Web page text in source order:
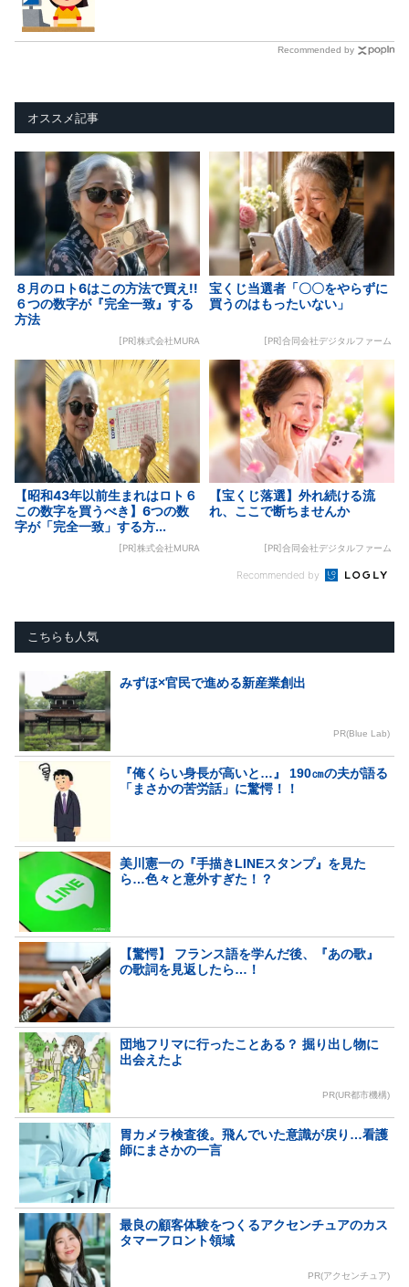
Recommended by
オススメ記事
８月のロト6はこの方法で買え!!
６つの数字が『完全一致』する
方法
[PR]株式会社MURA
宝くじ当選者「〇〇をやらずに
買うのはもったいない」
[PR]合同会社デジタルファーム
【昭和43年以前生まれはロト６
この数字を買うべき】6つの数
字が「完全一致」する方...
[PR]株式会社MURA
【宝くじ落選】外れ続ける流
れ、ここで断ちませんか
[PR]合同会社デジタルファーム
Recommended by
こちらも人気
みずほ×官民で進める新産業創出
PR(Blue Lab)
『俺くらい身長が高いと…』 190㎝の夫が語る
「まさかの苦労話」に驚愕！！
美川憲一の『手描きLINEスタンプ』を見た
ら…色々と意外すぎた！？
【驚愕】 フランス語を学んだ後、『あの歌』
の歌詞を見返したら…！
団地フリマに行ったことある？ 掘り出し物に
出会えたよ
PR(UR都市機構)
胃カメラ検査後。飛んでいた意識が戻り…看護
師にまさかの一言
最良の顧客体験をつくるアクセンチュアのカス
タマーフロント領域
PR(アクセンチュア)